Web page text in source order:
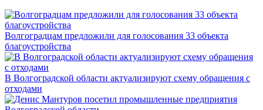
Волгоградцам предложили для голосования 33 объекта
благоустройства
В Волгоградской области актуализируют схему обращения с
отходами